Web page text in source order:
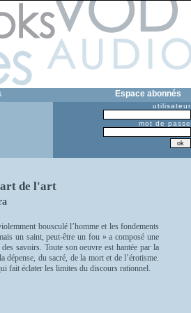
Espace abonnés
utilisateur
mot de passe
de l'art
bousculé l’homme et les fondements
un saint, peut-être un fou » a composé une
savoirs. Toute son oeuvre est hantée par la
dépense, du sacré, de la mort et de l’érotisme.
fait éclater les limites du discours rationnel.